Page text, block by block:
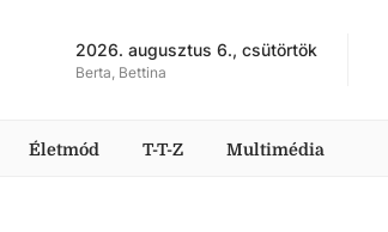
2026. augusztus 6., csütörtök
Berta, Bettina
Életmód T-T-Z Multimédia